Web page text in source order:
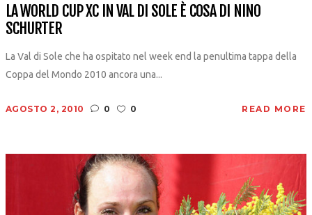
LA WORLD CUP XC IN VAL DI SOLE È COSA DI NINO
SCHURTER
La Val di Sole che ha ospitato nel week end la penultima tappa della
Coppa del Mondo 2010 ancora una...
AGOSTO 2, 2010 0 0 READ MORE